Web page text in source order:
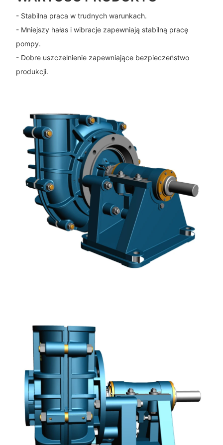
- Stabilna praca w trudnych warunkach.
- Mniejszy hałas i wibracje zapewniają stabilną pracę
pompy.
- Dobre uszczelnienie zapewniające bezpieczeństwo
produkcji.